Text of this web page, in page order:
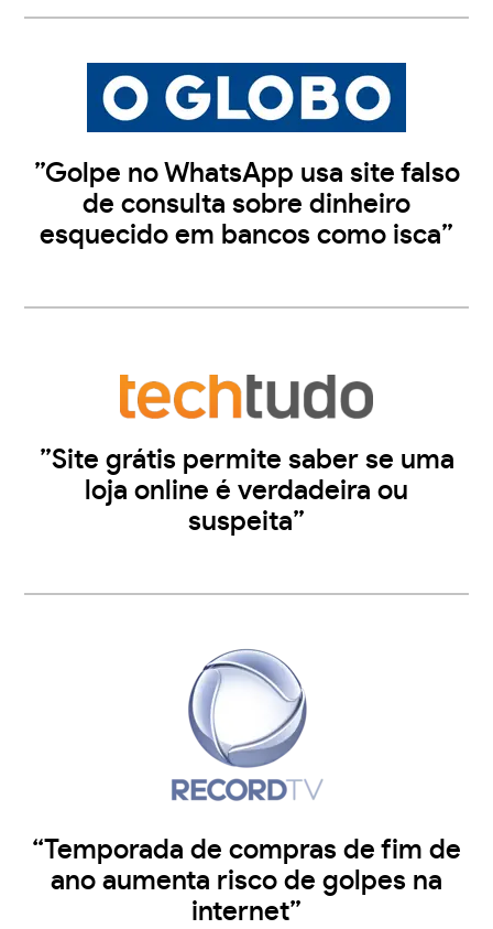
”Golpe no WhatsApp usa site falso
de consulta sobre dinheiro
esquecido em bancos como isca”
”Site grátis permite saber se uma
loja online é verdadeira ou
suspeita”
“Temporada de compras de fim de
ano aumenta risco de golpes na
internet”